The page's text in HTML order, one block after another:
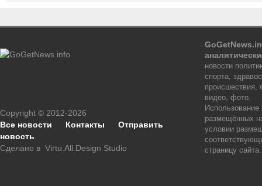
Copyright © 2012-2026
Все новости
Контакты
Отправить
новость
Сделано в Virtu.All.Design Studio
новости
спорта,
происшествия,
видео, фото.
размещённых
условии
страницу сайта.